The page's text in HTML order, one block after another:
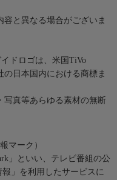
と異なる場合がございま
ドロゴは、米国TiVo
の日本国内における商標ま
写真等あらゆる素材の無断
マーク）
」といい、テレビ番組の公
」を利用したサービスに